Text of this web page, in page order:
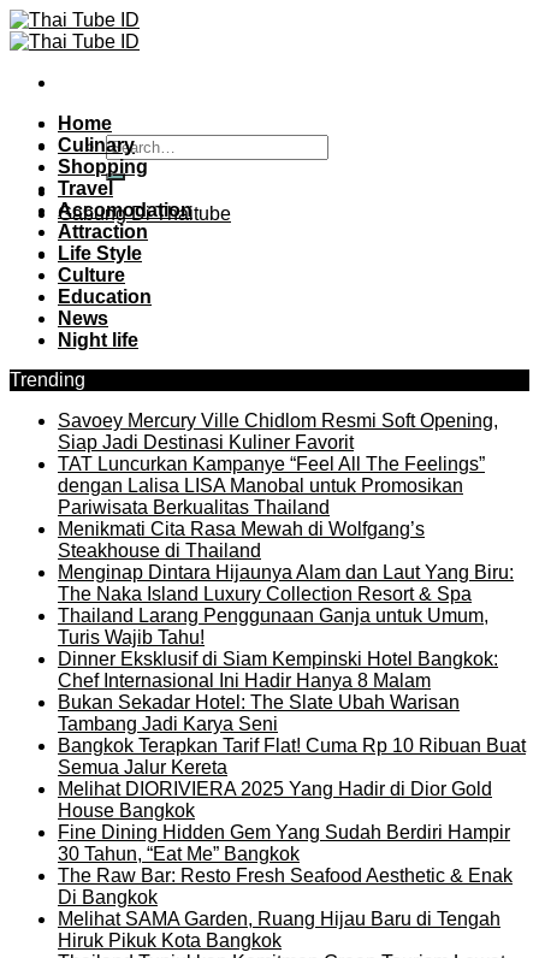
Skip
to
Gabung Di Thaitube
Home
Culinary
Shopping
Travel
Accomodation
Attraction
Life Style
Culture
Education
News
Night life
Trending
Savoey Mercury Ville Chidlom Resmi Soft Opening,
Siap Jadi Destinasi Kuliner Favorit
TAT Luncurkan Kampanye “Feel All The Feelings”
dengan Lalisa LISA Manobal untuk Promosikan
Pariwisata Berkualitas Thailand
Menikmati Cita Rasa Mewah di Wolfgang’s
Steakhouse di Thailand
Menginap Dintara Hijaunya Alam dan Laut Yang Biru:
The Naka Island Luxury Collection Resort & Spa
Thailand Larang Penggunaan Ganja untuk Umum,
Turis Wajib Tahu!
Dinner Eksklusif di Siam Kempinski Hotel Bangkok:
Chef Internasional Ini Hadir Hanya 8 Malam
Bukan Sekadar Hotel: The Slate Ubah Warisan
Tambang Jadi Karya Seni
Bangkok Terapkan Tarif Flat! Cuma Rp 10 Ribuan Buat
Semua Jalur Kereta
Melihat DIORIVIERA 2025 Yang Hadir di Dior Gold
House Bangkok
Fine Dining Hidden Gem Yang Sudah Berdiri Hampir
30 Tahun, “Eat Me” Bangkok
The Raw Bar: Resto Fresh Seafood Aesthetic & Enak
Di Bangkok
Melihat SAMA Garden, Ruang Hijau Baru di Tengah
Hiruk Pikuk Kota Bangkok